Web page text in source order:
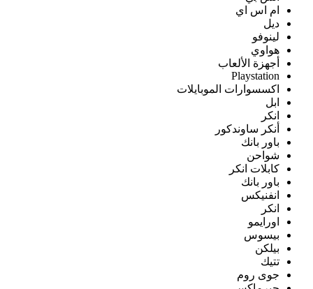
ام اس اي
ديل
لينوفو
هواوي
أجهزة الألعاب
Playstation
اكسسوارات الموبايلات
ابل
انكر
أنكر ساوندكور
باور بانك
شواحن
كابلات انكر
باور بانك
انفنيكس
انكر
اورايمو
بيسوس
بيلكن
تتيك
جوى روم